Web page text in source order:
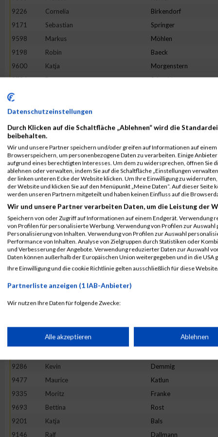
9226
Cornelia Birkendorf
9171
Sebastian Springer
9598
Markus Möhlen
9198
Robin Baeck
9600
Katja Morgenstern
9734
Petra Schneider
9610
9324
9244
Pia Borowski
9748
Patrick Schüssler
9196
Fabian Asseth
9688
André Ropat
9847
Janine Wendel
9354
Simone Gerling
9814
Peter Ulinski
9402
Simon Hanft
9582
Philip Maurer
9150
Sandra Jenning
9569
Anke
9517
Marcel Krenzel
Anika
9286
Kevin Demmig
9477
Maurice Katlun
9335
Moritz Franke
9693
Bettina Rost
9201
Katja Bals
9146
Ralf Dallmann
Datenschutzeinstellungen
Durch Klicken auf die Schaltfläche „Ablehnen“ wird die
beibehalten.
Wir und unsere Partner speichern und/oder greifen auf Informationen auf einem
Browserspeichern, um personenbezogene Daten zu verarbeiten. Einige
aufgrund eines berechtigten Interesses. Um dem zu widersprechen, öffnen Sie
ablehnen oder verwalten, indem Sie auf die Schaltfläche „Einstellungen
der linken unteren Ecke der Website klicken. Um Ihre Einwilligung zu
der Website und klicken Sie auf den Menüpunkt „Meine Daten“. Auf dieser
werden unseren Partnern mitgeteilt und haben keinen Einfluss auf die
Wir und unsere Partner verarbeiten Daten, um die Leistung der
Speichern von oder Zugriff auf Informationen auf einem Endgerät. Verwendung
von Profilen für personalisierte Werbung. Verwendung von Profilen zur
Personalisierung von Inhalten. Verwendung von Profilen zur Auswahl
Performance von Inhalten. Analyse von Zielgruppen durch Statistiken oder
und Verbesserung der Angebote. Verwendung reduzierter Daten zur Auswahl
Daten können außerhalb der Europäischen Union weitergegeben und in die USA
Ihre Einwilligung und die cookie Richtlinie gelten ausschließlich für diese
Partnerliste anzeigen (1 IAB-Anbieter)
Wir nutzen Ihre Daten für folgende Zwecke:
Speichern von oder Zugriff auf Informationen auf einem
Verwendung reduzierter Daten zur Auswahl von Werbeanzeigen
Erstellung von Profilen für personalisierte Werbung
Verwendung von Profilen zur Auswahl personalisierter Werbung
Alle akzeptieren Ablehnen